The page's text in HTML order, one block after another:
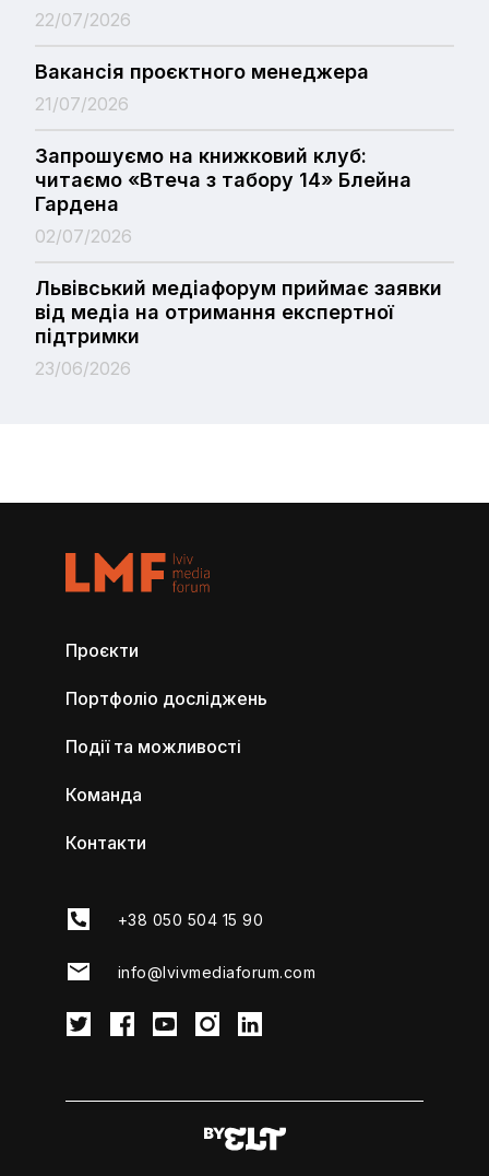
22/07/2026
Вакансія проєктного менеджера
21/07/2026
Запрошуємо на книжковий клуб:
читаємо «Втеча з табору 14» Блейна
Гардена
02/07/2026
Львівський медіафорум приймає заявки
від медіа на отримання експертної
підтримки
23/06/2026
Проєкти
Портфоліо досліджень
Події та можливості
Команда
Контакти
+38 050 504 15 90
info@lvivmediaforum.com